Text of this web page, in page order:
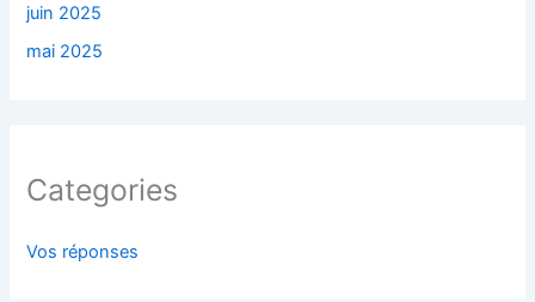
juin 2025
mai 2025
Categories
Vos réponses